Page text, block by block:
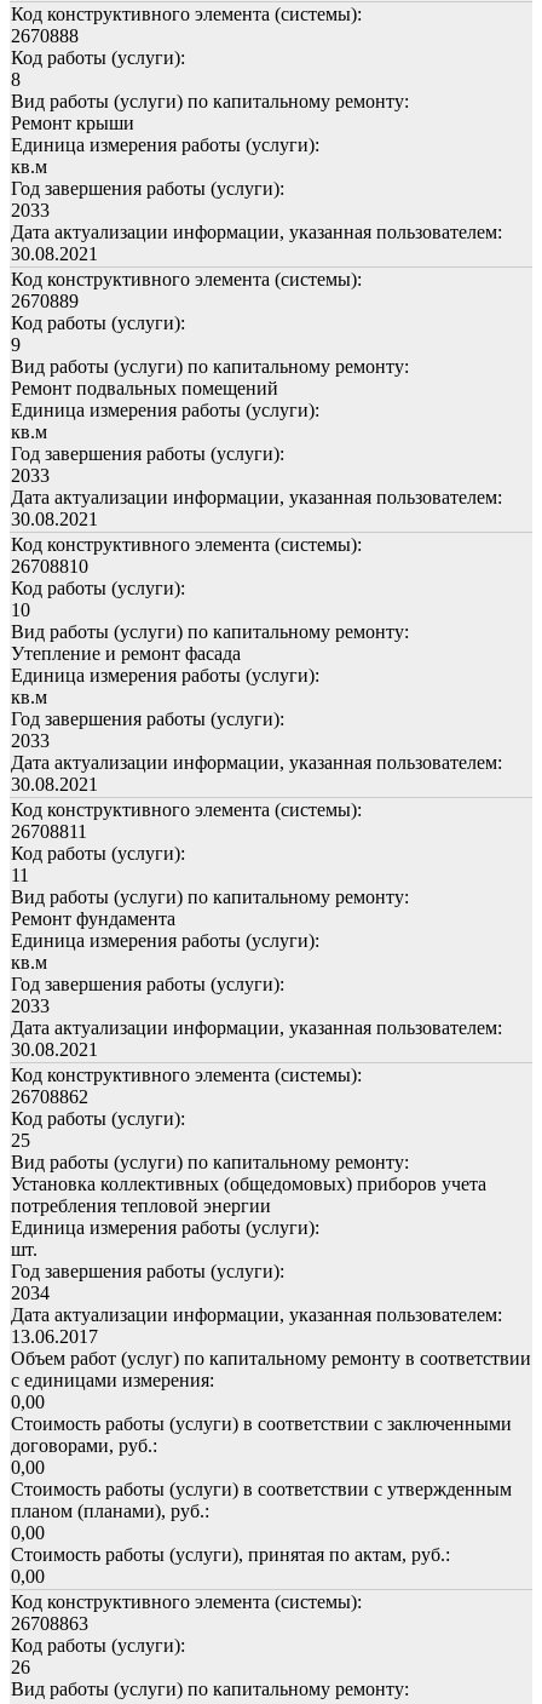
Код конструктивного элемента (системы):
2670888
Код работы (услуги):
8
Вид работы (услуги) по капитальному ремонту:
Ремонт крыши
Единица измерения работы (услуги):
кв.м
Год завершения работы (услуги):
2033
Дата актуализации информации, указанная пользователем:
30.08.2021
Код конструктивного элемента (системы):
2670889
Код работы (услуги):
9
Вид работы (услуги) по капитальному ремонту:
Ремонт подвальных помещений
Единица измерения работы (услуги):
кв.м
Год завершения работы (услуги):
2033
Дата актуализации информации, указанная пользователем:
30.08.2021
Код конструктивного элемента (системы):
26708810
Код работы (услуги):
10
Вид работы (услуги) по капитальному ремонту:
Утепление и ремонт фасада
Единица измерения работы (услуги):
кв.м
Год завершения работы (услуги):
2033
Дата актуализации информации, указанная пользователем:
30.08.2021
Код конструктивного элемента (системы):
26708811
Код работы (услуги):
11
Вид работы (услуги) по капитальному ремонту:
Ремонт фундамента
Единица измерения работы (услуги):
кв.м
Год завершения работы (услуги):
2033
Дата актуализации информации, указанная пользователем:
30.08.2021
Код конструктивного элемента (системы):
26708862
Код работы (услуги):
25
Вид работы (услуги) по капитальному ремонту:
Установка коллективных (общедомовых) приборов учета
потребления тепловой энергии
Единица измерения работы (услуги):
шт.
Год завершения работы (услуги):
2034
Дата актуализации информации, указанная пользователем:
13.06.2017
Объем работ (услуг) по капитальному ремонту в соответствии
с единицами измерения:
0,00
Стоимость работы (услуги) в соответствии с заключенными
договорами, руб.:
0,00
Стоимость работы (услуги) в соответствии с утвержденным
планом (планами), руб.:
0,00
Стоимость работы (услуги), принятая по актам, руб.:
0,00
Код конструктивного элемента (системы):
26708863
Код работы (услуги):
26
Вид работы (услуги) по капитальному ремонту: